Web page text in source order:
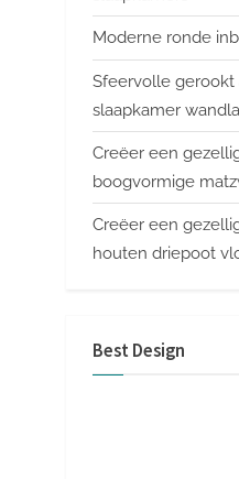
Moderne ronde
Sfeervolle gerookt
slaapkamer
Creëer een
boogvormige
Creëer een
houten driepoot
Best Design